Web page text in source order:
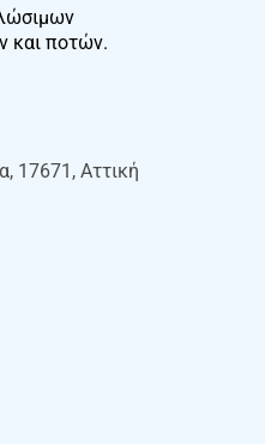
και ποτών.
17671, Αττική